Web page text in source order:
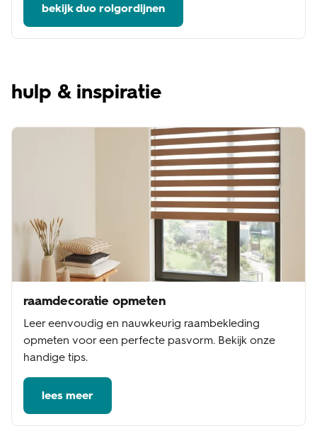
bekijk duo rolgordijnen
hulp & inspiratie
raamdecoratie opmeten
Leer eenvoudig en nauwkeurig raambekleding
opmeten voor een perfecte pasvorm. Bekijk onze
handige tips.
lees meer